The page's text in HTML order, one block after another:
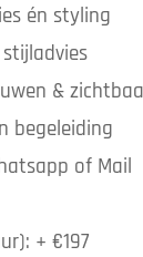
én styling
&
begeleiding
of Mail
+ €197